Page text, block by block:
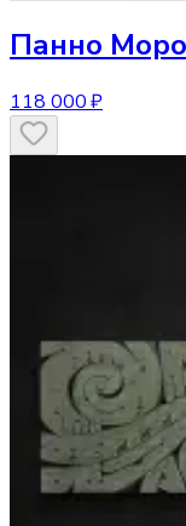
Панно
118 000 ₽